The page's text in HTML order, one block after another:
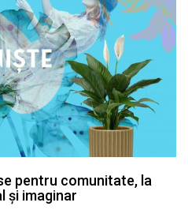
pentru comunitate, la
și imaginar